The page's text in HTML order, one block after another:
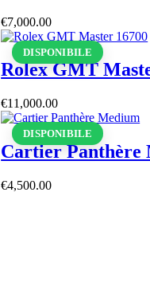
€7,000.00
DISPONIBILE
Rolex GMT
€11,000.00
DISPONIBILE
Cartier Panthère
€4,500.00